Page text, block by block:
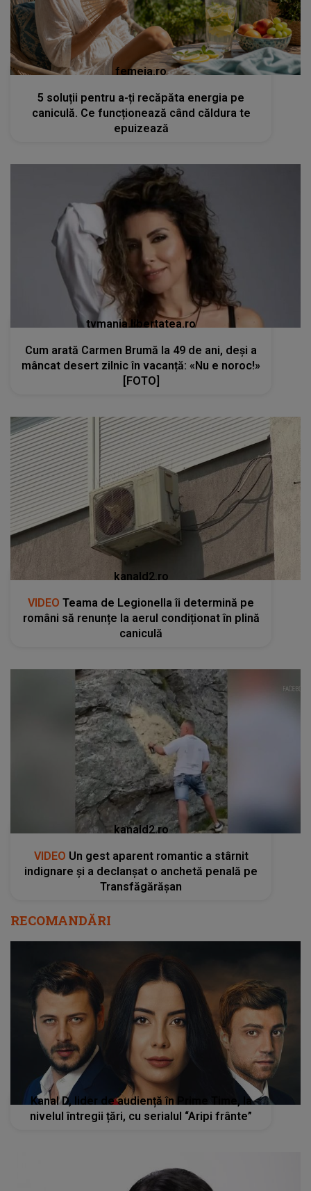
femeia.ro
5 soluții pentru a-ți recăpăta energia pe
caniculă. Ce funcționează când căldura te
epuizează
tvmania.libertatea.ro
Cum arată Carmen Brumă la 49 de ani, deși a
mâncat desert zilnic în vacanță: «Nu e noroc!»
[FOTO]
kanald2.ro
VIDEO Teama de Legionella îi determină pe
români să renunțe la aerul condiționat în plină
caniculă
kanald2.ro
VIDEO Un gest aparent romantic a stârnit
indignare și a declanșat o anchetă penală pe
Transfăgărășan
RECOMANDĂRI
Kanal D, lider de audiență în Prime Time, la
nivelul întregii țări, cu serialul “Aripi frânte”